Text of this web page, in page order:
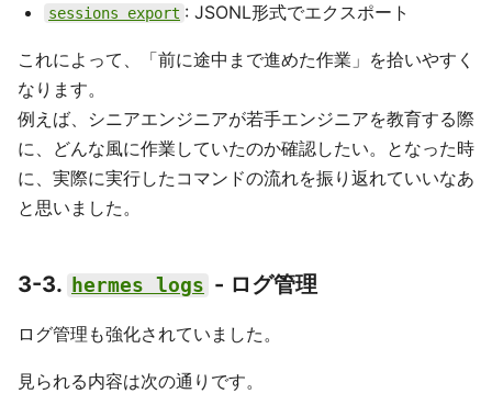
sessions export : JSONL形式でエクスポート
これによって、「前に途中まで進めた作業」を拾いやすく
なります。
例えば、シニアエンジニアが若手エンジニアを教育する際
に、どんな風に作業していたのか確認したい。となった時
に、実際に実行したコマンドの流れを振り返れていいなあ
と思いました。
3-3. hermes logs - ログ管理
ログ管理も強化されていました。
見られる内容は次の通りです。